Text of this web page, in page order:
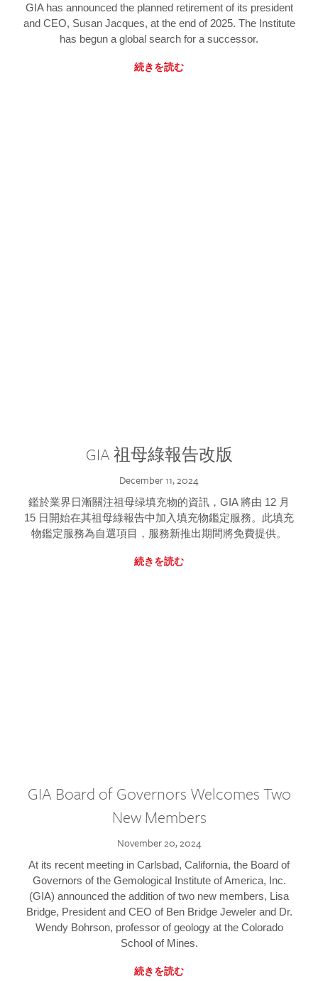
GIA has announced the planned retirement of its president
and CEO, Susan Jacques, at the end of 2025. The Institute
has begun a global search for a successor.
続きを読む
GIA 祖母綠報告改版
December 11, 2024
鑑於業界日漸關注祖母绿填充物的資訊，GIA 將由 12 月
15 日開始在其祖母綠報告中加入填充物鑑定服務。此填充
物鑑定服務為自選項目，服務新推出期間將免費提供。
続きを読む
GIA Board of Governors Welcomes Two
New Members
November 20, 2024
At its recent meeting in Carlsbad, California, the Board of
Governors of the Gemological Institute of America, Inc.
(GIA) announced the addition of two new members, Lisa
Bridge, President and CEO of Ben Bridge Jeweler and Dr.
Wendy Bohrson, professor of geology at the Colorado
School of Mines.
続きを読む